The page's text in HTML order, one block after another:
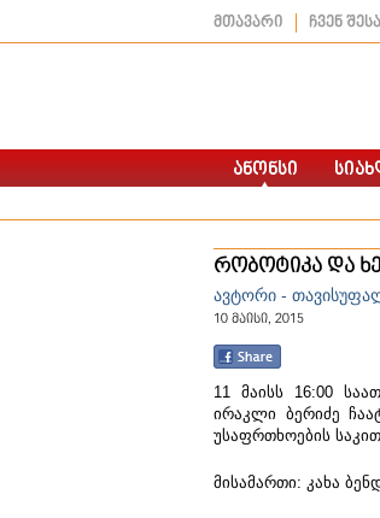
მთავარი ჩვენ
რობოტიკა და
ავტორი -
10 მაისი, 2015
11 მაისს 16:00
ირაკლი ბერიძე
უსაფრთხოების
მისამართი: კახა